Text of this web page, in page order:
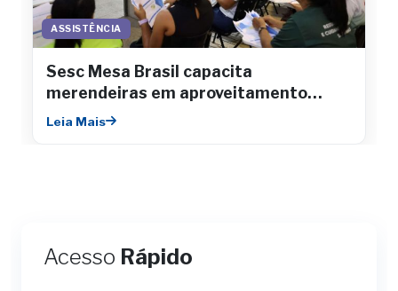
ASSISTÊNCIA
Sesc Mesa Brasil capacita
merendeiras em aproveitamento
integral de alimentos
Leia Mais
Acesso Rápido